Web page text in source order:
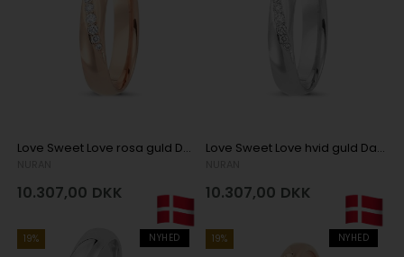
Love Sweet Love rosa guld Damering med 7 stk diamanter Wesselton VS
10.307,00 DKK
Love Sweet Love hvid guld Damering med 7 stk diamanter Wesselton VS
10.307,00 DKK
NYHED
19% NYHED
19%